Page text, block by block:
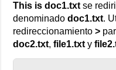
This is doc1.txt se
denominadodoc1.txt.
redireccionamiento>
doc2.txt,file1.txt y